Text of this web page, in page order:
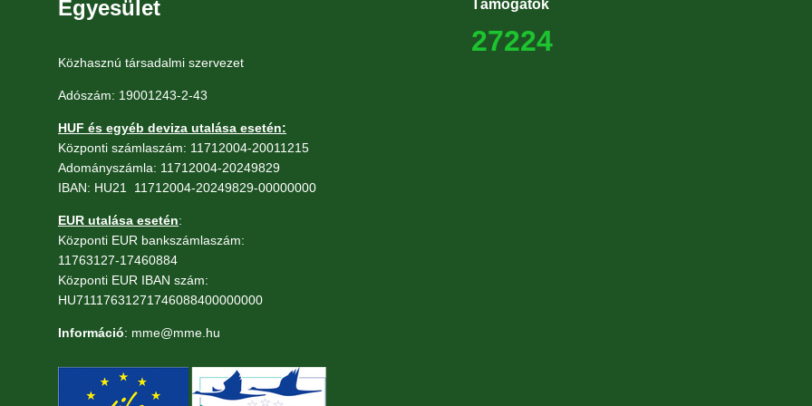
Egyesület
Közhasznú társadalmi szervezet
Adószám: 19001243-2-43
HUF és egyéb deviza utalása esetén:
Központi számlaszám: 11712004-20011215
Adományszámla: 11712004-20249829
IBAN: HU21 11712004-20249829-00000000
EUR utalása esetén:
Központi EUR bankszámlaszám:
11763127-17460884
Központi EUR IBAN szám:
HU71117631271746088400000000
Információ: mme@mme.hu
Támogatók
27224